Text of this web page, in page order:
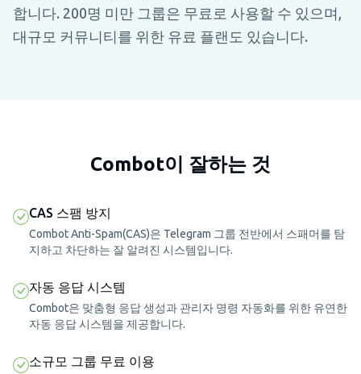
합니다. 200명 미만 그룹은 무료로 사용할 수 있으며,
대규모 커뮤니티를 위한 유료 플랜도 있습니다.
Combot이 잘하는 것
CAS 스팸 방지
Combot Anti-Spam(CAS)은 Telegram 그룹 전반에서 스패머를 탐
지하고 차단하는 잘 알려진 시스템입니다.
자동 응답 시스템
Combot은 맞춤형 응답 생성과 관리자 명령 자동화를 위한 유연한
자동 응답 시스템을 제공합니다.
소규모 그룹 무료 이용